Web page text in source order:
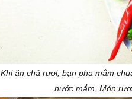
Khi ăn chả rươi, bạn pha mắm
nước mắm. Món